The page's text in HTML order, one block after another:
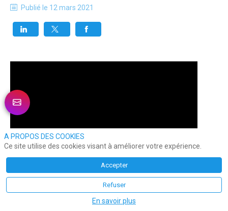
Publié le 12 mars 2021
A PROPOS DES COOKIES
Ce site utilise des cookies visant à améliorer votre expérience.
Accepter
Refuser
En savoir plus